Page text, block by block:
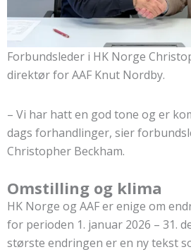
Forbundsleder i HK Norge
direktør for AAF Knut Nordby.
– Vi har hatt en god tone og er
dags forhandlinger, sier
Christopher Beckham.
Omstilling og klima
HK Norge og AAF er enige om
for perioden 1. januar 2026 – 31.
største endringen er en ny tekst